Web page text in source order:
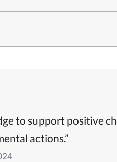
to support positive
actions.”